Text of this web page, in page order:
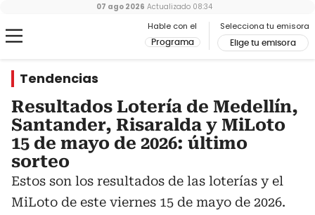
Hable con el
Programa
Selecciona tu emisora
Elige tu emisora
07 ago 2026 Actualizado 08:34
Tendencias
Resultados Lotería de Medellín,
Santander, Risaralda y MiLoto
15 de mayo de 2026: último
sorteo
Estos son los resultados de las loterías y el
MiLoto de este viernes 15 de mayo de 2026.